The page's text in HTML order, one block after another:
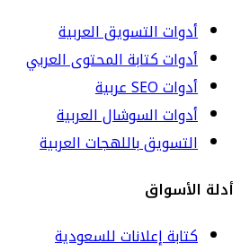
أدوات التسويق العربية
أدوات كتابة المحتوى العربي
أدوات SEO عربية
أدوات السوشال العربية
التسويق باللهجات العربية
أدلة الأسواق
كتابة إعلانات للسعودية